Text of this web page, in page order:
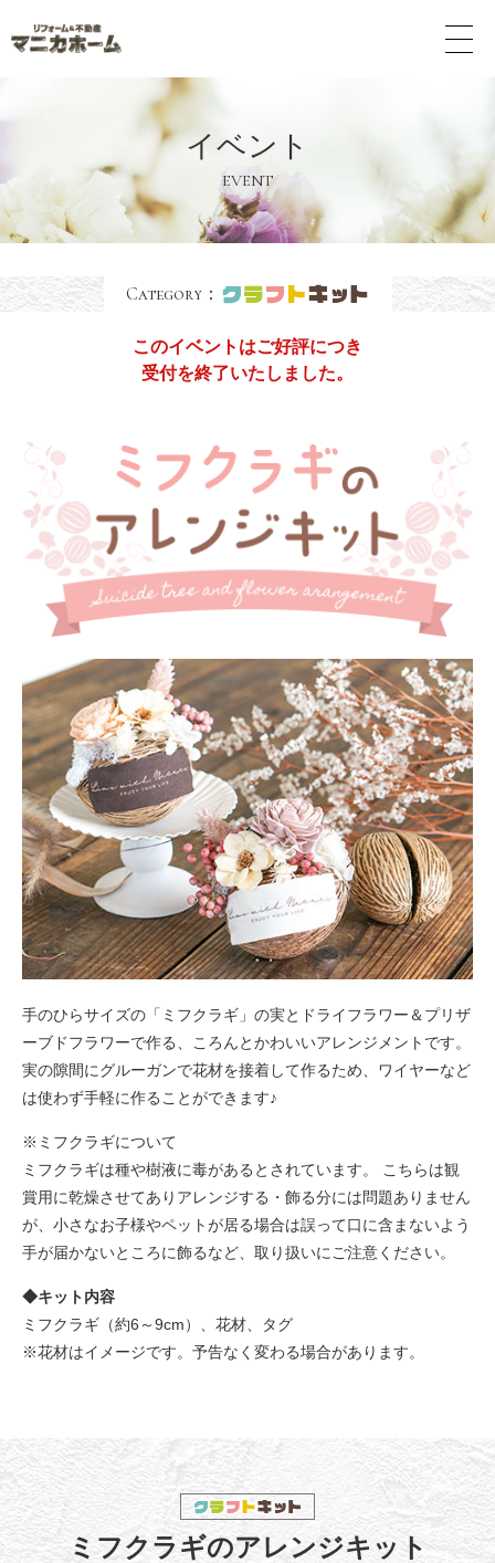
メ
イベント
EVENT
Category：
このイベントはご好評につき
受付を終了いたしました。
手のひらサイズの「ミフクラギ」の実とドライフラワー＆プリザ
ーブドフラワーで作る、ころんとかわいいアレンジメントです。
実の隙間にグルーガンで花材を接着して作るため、ワイヤーなど
は使わず手軽に作ることができます♪
※ミフクラギについて
ミフクラギは種や樹液に毒があるとされています。 こちらは観
賞用に乾燥させてありアレンジする・飾る分には問題ありません
が、小さなお子様やペットが居る場合は誤って口に含まないよう
手が届かないところに飾るなど、取り扱いにご注意ください。
◆キット内容
ミフクラギ（約6～9cm）、花材、タグ
※花材はイメージです。予告なく変わる場合があります。
ミフクラギのアレンジキット